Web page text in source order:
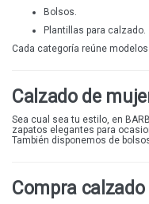
Bolsos.
Plantillas para calzado.
Cada categoría reúne
Calzado de
Sea cual sea tu estilo, en
zapatos elegantes para
También disponemos de
Compra